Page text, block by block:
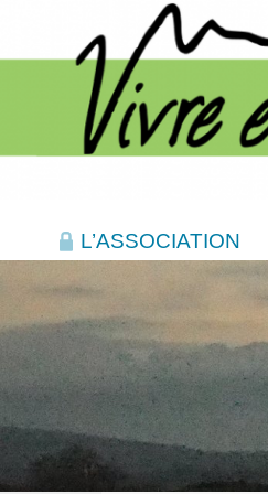
L’ASSOCIATION